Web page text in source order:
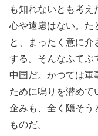
も知れないとも考
心や遠慮はない。た
と、まったく意に
する。そんなふて
中国だ。かつては
ために鳴りを潜め
企みも、全く隠そう
ものだ。